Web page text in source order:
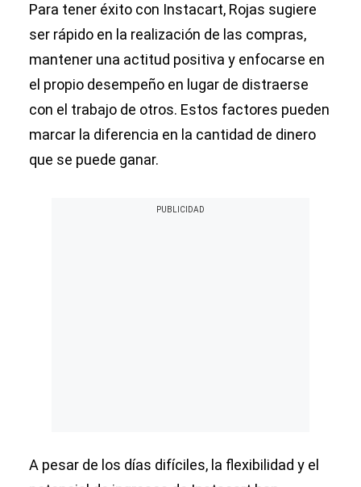
Para tener éxito con Instacart, Rojas sugiere
ser rápido en la realización de las compras,
mantener una actitud positiva y enfocarse en
el propio desempeño en lugar de distraerse
con el trabajo de otros. Estos factores pueden
marcar la diferencia en la cantidad de dinero
que se puede ganar.
A pesar de los días difíciles, la flexibilidad y el